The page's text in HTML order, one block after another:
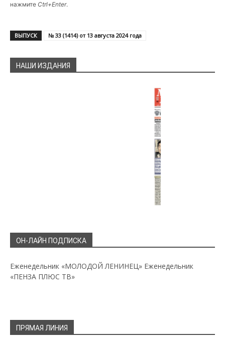
нажмите Ctrl+Enter.
ВЫПУСК № 33 (1414) от 13 августа 2024 года
НАШИ ИЗДАНИЯ
ОН-ЛАЙН ПОДПИСКА
Еженедельник «МОЛОДОЙ ЛЕНИНЕЦ» Еженедельник
«ПЕНЗА ПЛЮС ТВ»
ПРЯМАЯ ЛИНИЯ